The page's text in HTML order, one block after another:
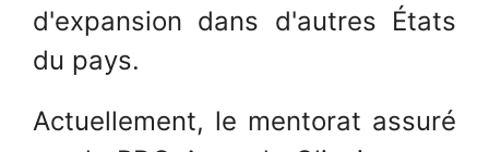
d'expansion dans d'autres États
du pays.
Actuellement, le mentorat assuré